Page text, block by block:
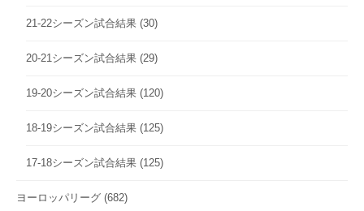
21-22シーズン試合結果 (30)
20-21シーズン試合結果 (29)
19-20シーズン試合結果 (120)
18-19シーズン試合結果 (125)
17-18シーズン試合結果 (125)
ヨーロッパリーグ (682)